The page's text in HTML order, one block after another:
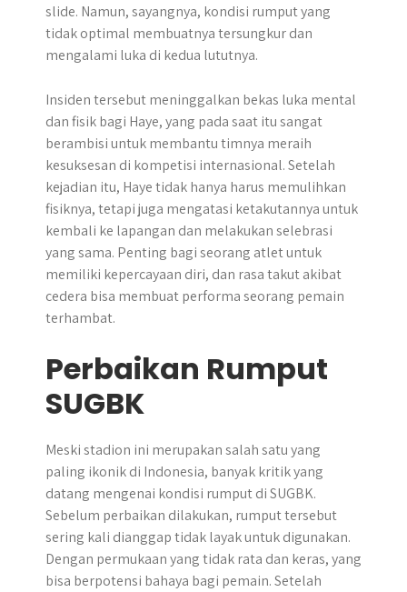
slide. Namun, sayangnya, kondisi rumput yang
tidak optimal membuatnya tersungkur dan
mengalami luka di kedua lututnya.
Insiden tersebut meninggalkan bekas luka mental
dan fisik bagi Haye, yang pada saat itu sangat
berambisi untuk membantu timnya meraih
kesuksesan di kompetisi internasional. Setelah
kejadian itu, Haye tidak hanya harus memulihkan
fisiknya, tetapi juga mengatasi ketakutannya untuk
kembali ke lapangan dan melakukan selebrasi
yang sama. Penting bagi seorang atlet untuk
memiliki kepercayaan diri, dan rasa takut akibat
cedera bisa membuat performa seorang pemain
terhambat.
Perbaikan Rumput
SUGBK
Meski stadion ini merupakan salah satu yang
paling ikonik di Indonesia, banyak kritik yang
datang mengenai kondisi rumput di SUGBK.
Sebelum perbaikan dilakukan, rumput tersebut
sering kali dianggap tidak layak untuk digunakan.
Dengan permukaan yang tidak rata dan keras, yang
bisa berpotensi bahaya bagi pemain. Setelah